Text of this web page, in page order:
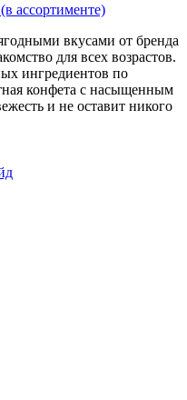
вкусами от бренда
для всех возрастов.
ингредиентов по
конфета с насыщенным
и не оставит никого